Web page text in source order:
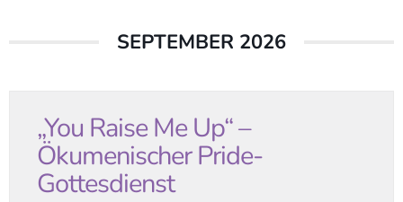
SEPTEMBER 2026
„You Raise Me Up“ –
Ökumenischer Pride-
Gottesdienst